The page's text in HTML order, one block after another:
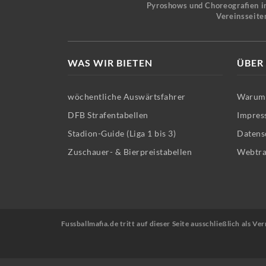
Pyroshows und
WAS WIR BIETEN
wöchentliche Auswärtsfahrer
DFB Strafentabellen
Stadion-Guide (Liga 1 bis 3)
Zuschauer- & Bierpreistabellen
ÜBER
Fussballmafia.de tritt auf dieser Seite ausschließlich als